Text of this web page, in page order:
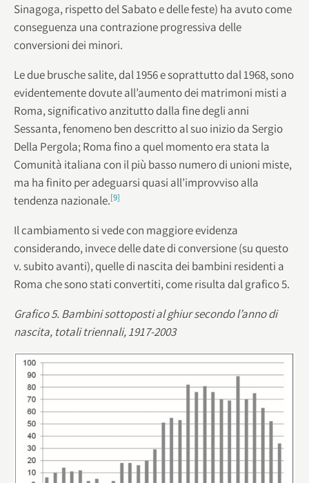
Sinagoga, rispetto del Sabato e delle feste) ha avuto come
conseguenza una contrazione progressiva delle
conversioni dei minori.
Le due brusche salite, dal 1956 e soprattutto dal 1968, sono
evidentemente dovute all’aumento dei matrimoni misti a
Roma, significativo anzitutto dalla fine degli anni
Sessanta, fenomeno ben descritto al suo inizio da Sergio
Della Pergola; Roma fino a quel momento era stata la
Comunità italiana con il più basso numero di unioni miste,
ma ha finito per adeguarsi quasi all’improvviso alla
tendenza nazionale.[9]
Il cambiamento si vede con maggiore evidenza
considerando, invece delle date di conversione (su questo
v. subito avanti), quelle di nascita dei bambini residenti a
Roma che sono stati convertiti, come risulta dal grafico 5.
Grafico 5. Bambini sottoposti al ghiur secondo l’anno di
nascita, totali triennali, 1917-2003